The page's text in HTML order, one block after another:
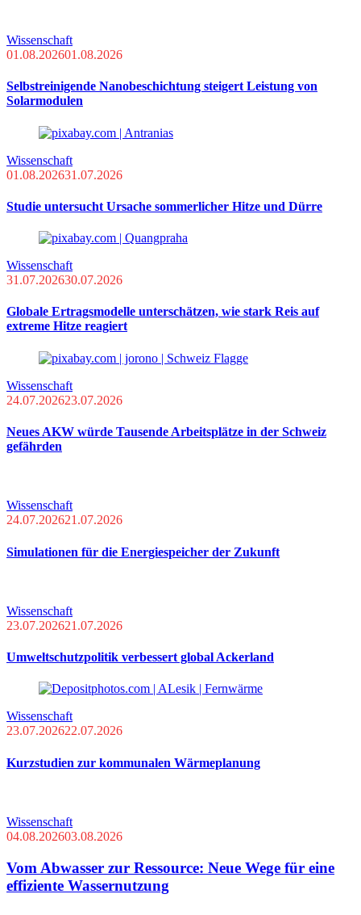
Wissenschaft
01.08.202601.08.2026
Selbstreinigende Nanobeschichtung steigert Leistung von
Solarmodulen
Wissenschaft
01.08.202631.07.2026
Studie untersucht Ursache sommerlicher Hitze und Dürre
Wissenschaft
31.07.202630.07.2026
Globale Ertragsmodelle unterschätzen, wie stark Reis auf
extreme Hitze reagiert
Wissenschaft
24.07.202623.07.2026
Neues AKW würde Tausende Arbeitsplätze in der Schweiz
gefährden
Wissenschaft
24.07.202621.07.2026
Simulationen für die Energiespeicher der Zukunft
Wissenschaft
23.07.202621.07.2026
Umweltschutzpolitik verbessert global Ackerland
Wissenschaft
23.07.202622.07.2026
Kurzstudien zur kommunalen Wärmeplanung
Wissenschaft
04.08.202603.08.2026
Vom Abwasser zur Ressource: Neue Wege für eine
effiziente Wassernutzung